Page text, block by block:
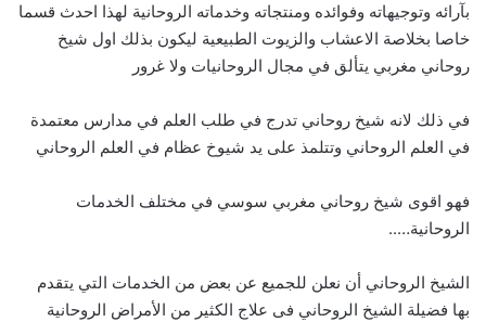
بآرائه وتوجيهاته وفوائده ومنتجاته وخدماته الروحانية لهذا احدث قسما
خاصا بخلاصة الاعشاب والزيوت الطبيعية ليكون بذلك اول شيخ
روحاني مغربي يتألق في مجال الروحانيات ولا غرور
في ذلك لانه شيخ روحاني تدرج في طلب العلم في مدارس معتمدة
في العلم الروحاني وتتلمذ على يد شيوخ عظام في العلم الروحاني
فهو اقوى شيخ روحاني مغربي سوسي في مختلف الخدمات
الروحانية…..
الشيخ الروحاني أن نعلن للجميع عن بعض من الخدمات التي يتقدم
بها فضيلة الشيخ الروحاني فى علاج الكثير من الأمراض الروحانية